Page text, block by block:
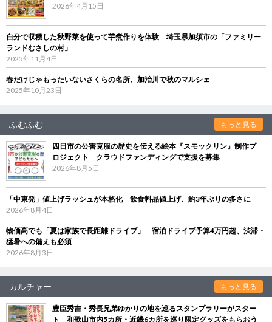
2026年4月15日
自分で収穫した秋野菜を使って芋煮作りを体験 埼玉県加須市の「ファミリー
ランドむさしの村」
2025年11月4日
春だけじゃもったいないさくらの名所、加治川で秋のマルシェ
2025年10月23日
ふむふむ もっと見る
四日市の公害克服の歴史を伝える絵本『スモックリン』制作プ
ロジェクト クラウドファンディングで支援を募集
2026年8月5日
「中東発」値上げラッシュが本格化 飲食料品値上げ、約3年ぶりの多さに
2026年8月4日
物価高でも「夏は家族で長距離ドライブ」 宿泊ドライブ予算4万円超、渋滞・
猛暑への備えも必須
2026年8月3日
カルチャー もっと見る
豊臣秀吉・秀長兄弟ゆかりの地を巡るスタンプラリーがスター
ト 和歌山市内5カ所・近畿6カ所を巡り限定グッズをもらおう